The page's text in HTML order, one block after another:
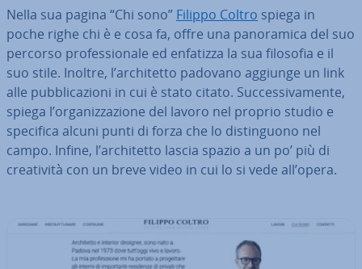
Nella sua pagina “Chi sono” Filippo Coltro spiega in
poche righe chi è e cosa fa, offre una pa­no­ra­mi­ca del suo
percorso pro­fes­sio­na­le ed enfatizza la sua filosofia e il
suo stile. Inoltre, l’ar­chi­tet­to padovano aggiunge un link
alle pub­bli­ca­zio­ni in cui è stato citato. Suc­ces­si­va­men­te,
spiega l’or­ga­niz­za­zio­ne del lavoro nel proprio studio e
specifica alcuni punti di forza che lo di­stin­guo­no nel
campo. Infine, l’ar­chi­tet­to lascia spazio a un po’ più di
crea­ti­vi­tà con un breve video in cui lo si vede all’opera.